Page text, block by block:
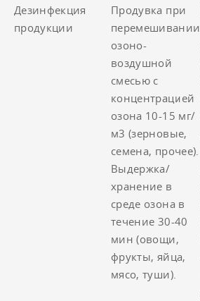
Дезинфекция
продукции
Продувка при
перемешивании
озоно-
воздушной
смесью с
концентрацией
озона 10-15 мг/
м3 (зерновые,
семена, прочее).
Выдержка/
хранение в
среде озона в
течение 30-40
мин (овощи,
фрукты, яйца,
мясо, туши).